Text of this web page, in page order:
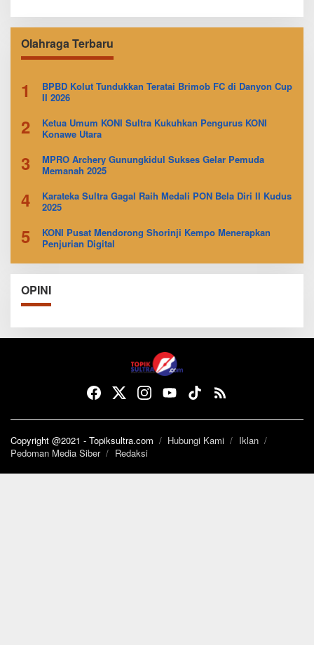
Olahraga Terbaru
1
BPBD Kolut Tundukkan Teratai Brimob FC di Danyon Cup
II 2026
2
Ketua Umum KONI Sultra Kukuhkan Pengurus KONI
Konawe Utara
3
MPRO Archery Gunungkidul Sukses Gelar Pemuda
Memanah 2025
4
Karateka Sultra Gagal Raih Medali PON Bela Diri II Kudus
2025
5
KONI Pusat Mendorong Shorinji Kempo Menerapkan
Penjurian Digital
OPINI
Copyright @2021 - Topiksultra.com Hubungi Kami
Iklan
Pedoman Media Siber
Redaksi